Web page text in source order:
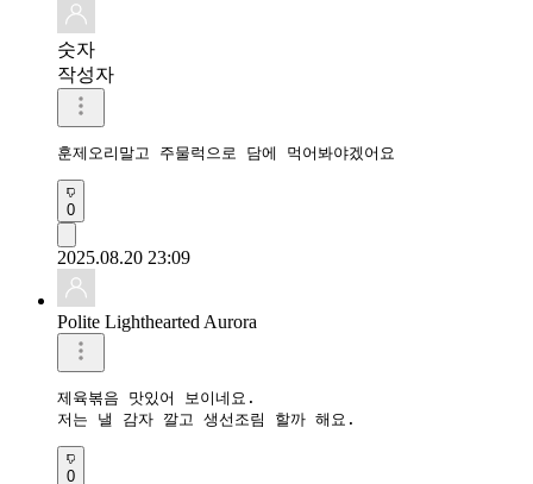
숫자
작성자
훈제오리말고 주물럭으로 담에 먹어봐야겠어요
0
2025.08.20 23:09
Polite Lighthearted Aurora
제육볶음 맛있어 보이네요.
저는 낼 감자 깔고 생선조림 할까 해요.
0